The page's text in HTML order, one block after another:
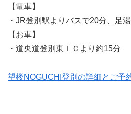
【電車】
・JR登別駅よりバスで20分、足
【お車】
・道央道登別東ＩＣより約15分
望楼NOGUCHI登別の詳細とご予